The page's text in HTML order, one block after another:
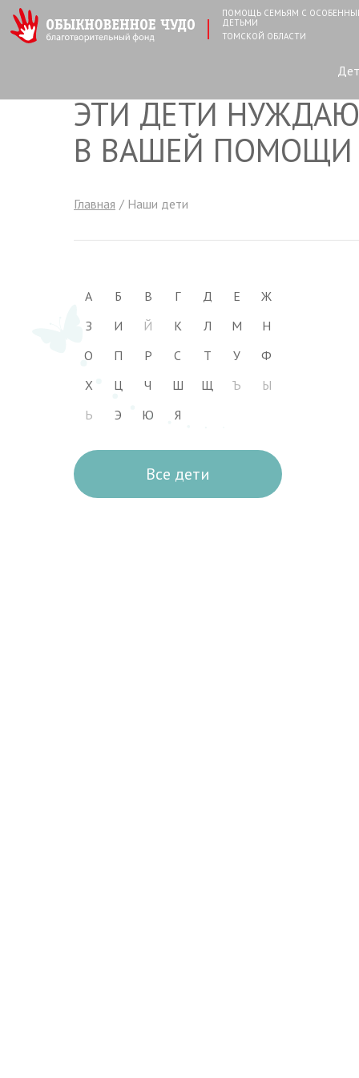
ПОМОЩЬ СЕМЬЯМ С
ДЕТЬМИ
ТОМСКОЙ ОБЛАСТИ
ЭТИ ДЕТИ
В ВАШЕЙ ПОМОЩИ
Главная Наши дети
А Б В Г Д Е
Ж
З
И Й К Л М
Н
О
П Р С Т У
Ф
Х
Ц Ч Ш Щ Ъ
Ы
Ь
Э Ю Я
Все дети